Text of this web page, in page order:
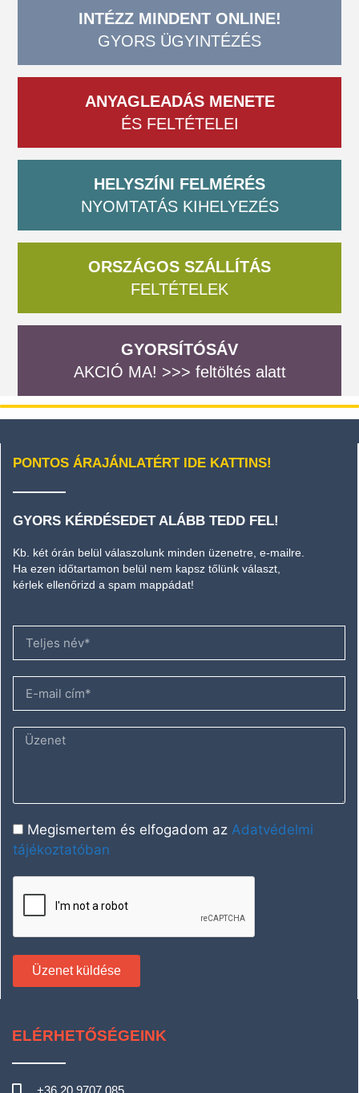
INTÉZZ MINDENT ONLINE!
GYORS ÜGYINTÉZÉS
ANYAGLEADÁS MENETE
ÉS FELTÉTELEI
HELYSZÍNI FELMÉRÉS
NYOMTATÁS KIHELYEZÉS
ORSZÁGOS SZÁLLÍTÁS
FELTÉTELEK
GYORSÍTÓSÁV
AKCIÓ MA! >>> feltöltés alatt
PONTOS ÁRAJÁNLATÉRT IDE KATTINS!
GYORS KÉRDÉSEDET ALÁBB TEDD FEL!
Kb. két órán belül válaszolunk minden üzenetre, e-mailre.
Ha ezen időtartamon belül nem kapsz tőlünk választ,
kérlek ellenőrizd a spam mappádat!
Megismertem és elfogadom az Adatvédelmi
tájékoztatóban
Üzenet küldése
ELÉRHETŐSÉGEINK